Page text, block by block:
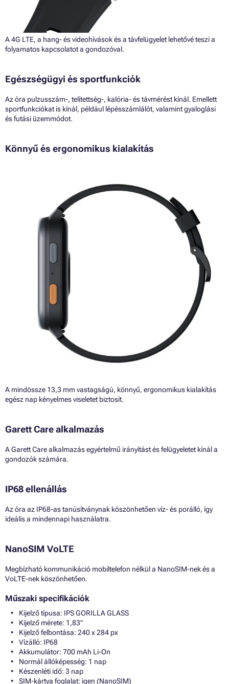
A 4G LTE, a hang- és videohívások és a távfelügyelet lehetővé teszi a
folyamatos kapcsolatot a gondozóval.
Egészségügyi és sportfunkciók
Az óra pulzusszám-, telítettség-, kalória- és távmérést kínál. Emellett
sportfunkciókat is kínál, például lépésszámlálót, valamint gyaloglási
és futási üzemmódot.
Könnyű és ergonomikus kialakítás
A mindössze 13,3 mm vastagságú, könnyű, ergonomikus kialakítás
egész nap kényelmes viseletet biztosít.
Garett Care alkalmazás
A Garett Care alkalmazás egyértelmű irányítást és felügyeletet kínál a
gondozók számára.
IP68 ellenállás
Az óra az IP68-as tanúsítványnak köszönhetően víz- és porálló, így
ideális a mindennapi használatra.
NanoSIM VoLTE
Megbízható kommunikáció mobiltelefon nélkül a NanoSIM-nek és a
VoLTE-nek köszönhetően.
Műszaki specifikációk
Kijelző típusa: IPS GORILLA GLASS
Kijelző mérete: 1,83"
Kijelző felbontása: 240 x 284 px
Vízálló: IP68
Akkumulátor: 700 mAh Li-On
Normál állóképesség: 1 nap
Készenléti idő: 3 nap
SIM-kártya foglalat: igen (NanoSIM)